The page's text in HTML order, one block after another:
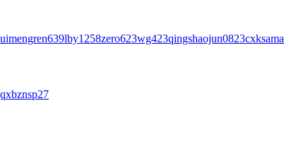
lby1258zero623wg423qingshaojun0823cxksama
nsp27